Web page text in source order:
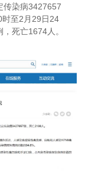
传染病3427657
至2月29日24
死亡1674人。